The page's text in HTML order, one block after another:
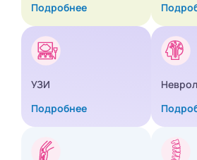
Подробнее
УЗИ
Подробнее